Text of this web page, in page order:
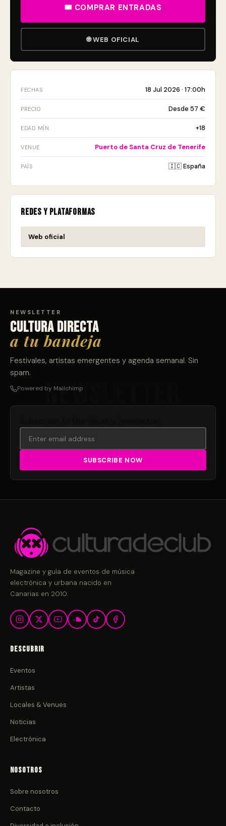
🎟 COMPRAR ENTRADAS
🌐 WEB OFICIAL
FECHAS 18 Jul 2026 · 17:00h
PRECIO Desde 57 €
EDAD MÍN. +18
VENUE Puerto de Santa Cruz de Tenerife
PAÍS 🇮🇨 España
Redes y plataformas
Web oficial
NEWSLETTER
Cultura directa
a tu bandeja
Festivales, artistas emergentes y agenda semanal. Sin
spam.
Powered by Mailchimp
Magazine y guía de eventos de música
electrónica y urbana nacido en
Canarias en 2010.
Descubrir
Eventos
Artistas
Locales & Venues
Noticias
Electrónica
Nosotros
Sobre nosotros
Contacto